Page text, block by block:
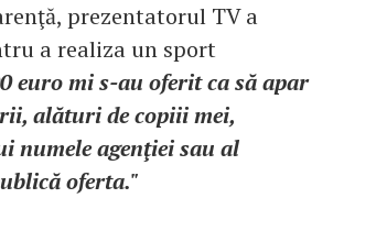
prezentatorul TV a
a realiza un sport
euro mi s-au oferit ca să apar
alături de copiii mei,
numele agenţiei sau al
oferta."